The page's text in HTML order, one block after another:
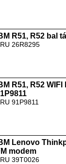
R51, R52 bal
26R8295
R51, R52
91P9811
Lenovo
modem
39T0026